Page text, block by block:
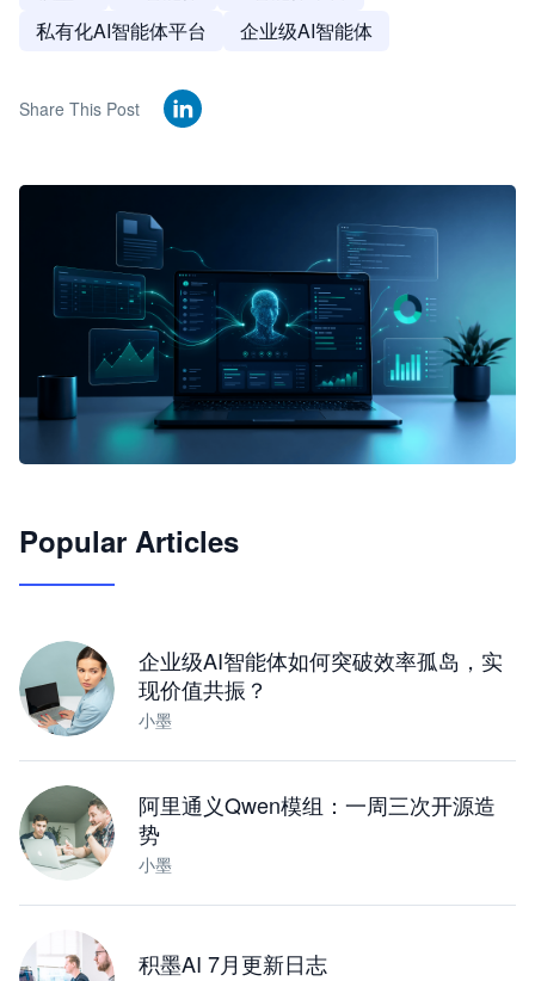
私有化AI智能体平台
企业级AI智能体
Share This Post
JimoClaw 桌面 AI Agent 工作台
Popular Articles
企业级AI智能体如何突破效率孤岛，实
现价值共振？
小墨
阿里通义Qwen模组：一周三次开源造
势
小墨
积墨AI 7月更新日志